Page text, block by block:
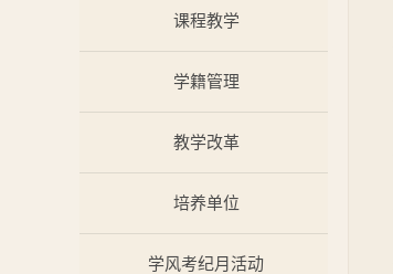
课程教学
学籍管理
教学改革
培养单位
学风考纪月活动